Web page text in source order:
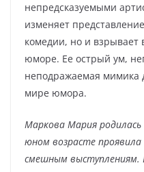
непредсказуемыми
изменяет
комедии, но и взрывает
юморе. Ее острый ум,
неподражаемая
мире юмора.
Маркова Мария
юном возрасте
смешным выступлениям.